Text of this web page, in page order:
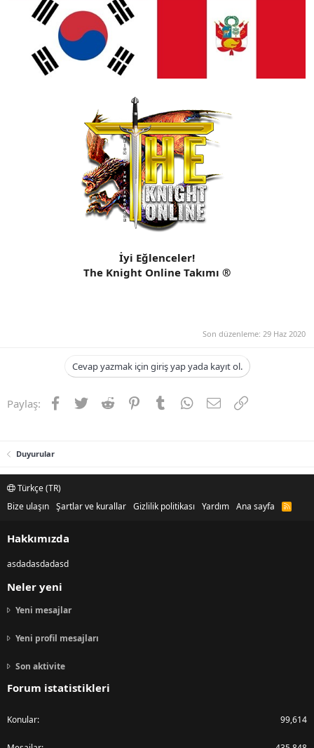
İyi Eğlenceler!
The Knight Online Takımı ®
Son düzenleme: 29 Haz 2020
Cevap yazmak için giriş yap yada kayıt ol.
Paylaş: Facebook
TwitterReddit PinterestTumblrWhatsApp
E-postaLink
Duyurular
Türkçe (TR)
Bize ulaşın Şartlar ve kurallar Gizlilik politikası Yardım Ana sayfa
R
S
Hakkımızda
asdadasdadasd
Neler yeni
Yeni mesajlar
Yeni profil mesajları
Son aktivite
Forum istatistikleri
Konular 99,614